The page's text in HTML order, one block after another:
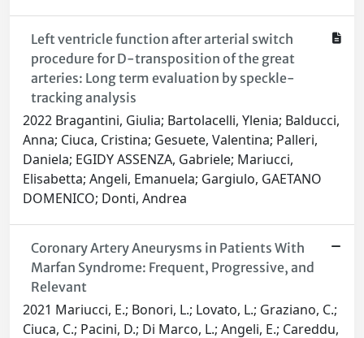
Left ventricle function after arterial switch
procedure for D-transposition of the great
arteries: Long term evaluation by speckle-
tracking analysis
2022 Bragantini, Giulia; Bartolacelli, Ylenia; Balducci,
Anna; Ciuca, Cristina; Gesuete, Valentina; Palleri,
Daniela; EGIDY ASSENZA, Gabriele; Mariucci,
Elisabetta; Angeli, Emanuela; Gargiulo, GAETANO
DOMENICO; Donti, Andrea
Coronary Artery Aneurysms in Patients With
Marfan Syndrome: Frequent, Progressive, and
Relevant
2021 Mariucci, E.; Bonori, L.; Lovato, L.; Graziano, C.;
Ciuca, C.; Pacini, D.; Di Marco, L.; Angeli, E.; Careddu,